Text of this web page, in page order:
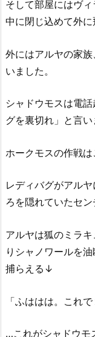
そして部屋にはヴ
中に閉じ込めて外に
外にはアルヤの家
いました。
シャドウモスは電
グを裏切れ」と言い
ホークモスの作戦は
レディバグがアル
ろを隠れていたセ
アルヤは狐のミラ
りシャノワールを
捕らえる↓
「ふははは。これ
…これがシャドウモ